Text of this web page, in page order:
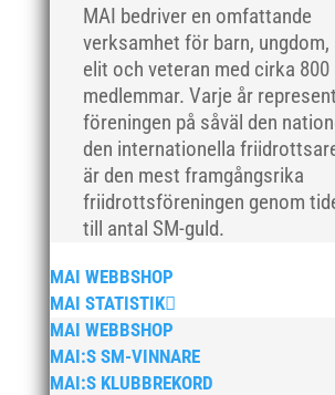
MAI bedriver en omfattande
verksamhet för barn, ungdom,
elit och veteran med cirka 800
medlemmar. Varje år
föreningen på såväl den
den internationella
är den mest framgångsrika
friidrottsföreningen genom
till antal SM-guld.
MAI WEBBSHOP
MAI STATISTIK
MAI WEBBSHOP
MAI:S SM-VINNARE
MAI:S KLUBBREKORD
oktober 2018
september 2018
augusti 2018
juli 2018
juni 2018
maj 2018
april 2018
februari 2018
januari 2018
december 2017
november 2017